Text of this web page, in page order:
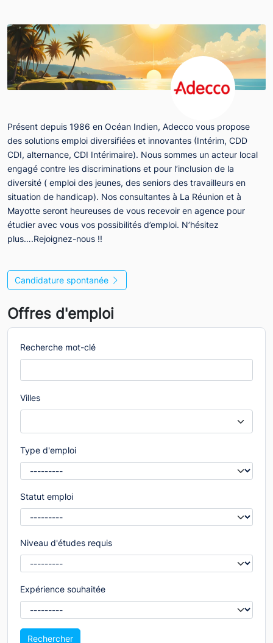
Présent depuis 1986 en Océan Indien, Adecco vous propose
des solutions emploi diversifiées et innovantes (Intérim, CDD
CDI, alternance, CDI Intérimaire). Nous sommes un acteur local
engagé contre les discriminations et pour l’inclusion de la
diversité ( emploi des jeunes, des seniors des travailleurs en
situation de handicap). Nos consultantes à La Réunion et à
Mayotte seront heureuses de vous recevoir en agence pour
étudier avec vous vos possibilités d’emploi. N’hésitez
plus….Rejoignez-nous !!
Candidature spontanée
Offres d'emploi
Recherche mot-clé
Villes
Type d'emploi
Statut emploi
Niveau d'études requis
Expérience souhaitée